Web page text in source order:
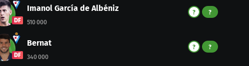
DF
Imanol García de Albéniz
510 000
? ?
DF
Bernat
340 000
? ?